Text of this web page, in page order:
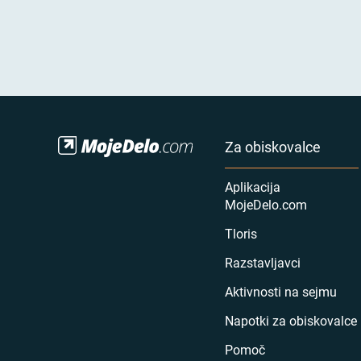
Za obiskovalce
Aplikacija
MojeDelo.com
Tloris
Razstavljavci
Aktivnosti na sejmu
Napotki za obiskovalce
Pomoč